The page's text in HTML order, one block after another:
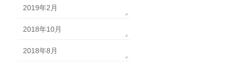
2019年2月
2018年10月
2018年8月